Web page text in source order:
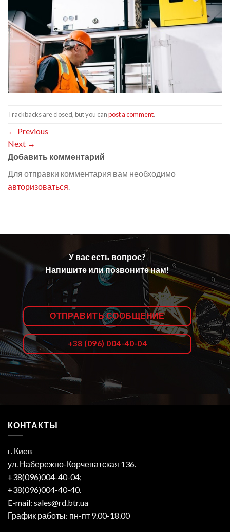
Trackbacks are closed, but you canpost a comment.
← Previous
Next →
Добавить комментарий
Для отправки комментария вам необходимо
авторизоваться.
У вас есть вопрос?
Напишите или позвоните нам!
ОТПРАВИТЬ СООБЩЕНИЕ
+38 (096) 004-40-04
КОНТАКТЫ
г. Киев
ул. Набережно-Корчеватская 136.
+38(096)004-40-04;
+38(096)004-40-40.
E-mail: sales@rd.btr.ua
График работы: пн-пт 9.00-18.00